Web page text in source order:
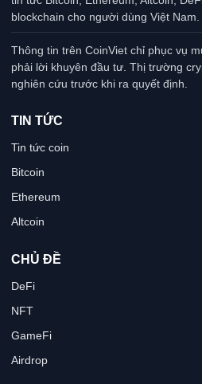
blockchain cho người dùng Việt Nam.
Thông tin trên CoinViet chỉ phục vụ
phải lời khuyên đầu tư. Thị trường
nghiên cứu trước khi ra quyết định.
TIN TỨC
Tin tức coin
Bitcoin
Ethereum
Altcoin
CHỦ ĐỀ
DeFi
NFT
GameFi
Airdrop